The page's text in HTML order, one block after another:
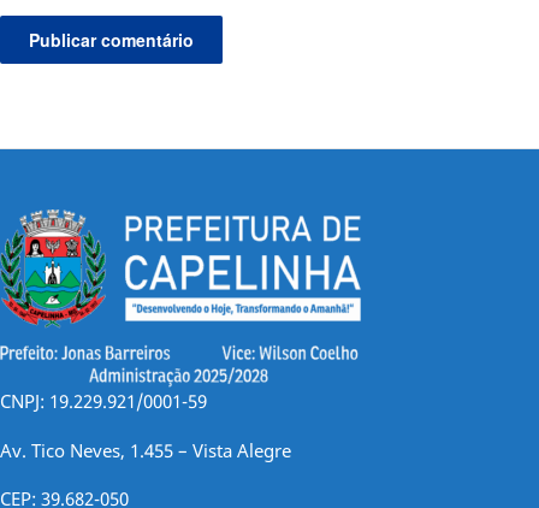
CNPJ: 19.229.921/0001-59
Av. Tico Neves, 1.455 – Vista Alegre
CEP: 39.682-050